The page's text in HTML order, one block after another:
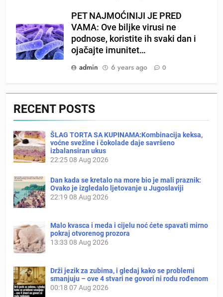
PET NAJMOĆINIJI JE PRED
VAMA: Ove biljke virusi ne
podnose, koristite ih svaki dan i
ojačajte imunitet…
admin
6 years ago 0
RECENT POSTS
ŠLAG TORTA SA KUPINAMA:Kombinacija keksa,
voćne svežine i čokolade daje savršeno
izbalansiran ukus
22:2508 Aug 2026
Dan kada se kretalo na more bio je mali praznik:
Ovako je izgledalo ljetovanje u Jugoslaviji
22:19 08 Aug 2026
Malo kvasca i meda i cijelu noć ćete spavati mirno
pokraj otvorenog prozora
13:33 08 Aug 2026
Drži jezik za zubima, i gledaj kako se problemi
smanjuju – ove 4 stvari ne govori ni rodu rođenom
00:18 07 Aug 2026